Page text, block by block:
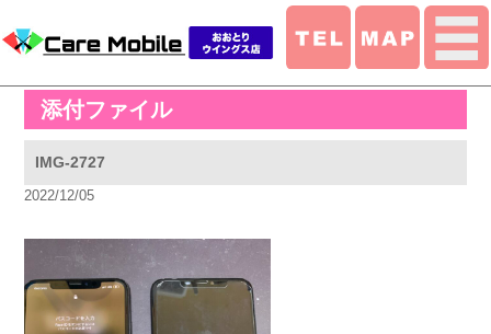
添付ファイル
IMG-2727
2022/12/05